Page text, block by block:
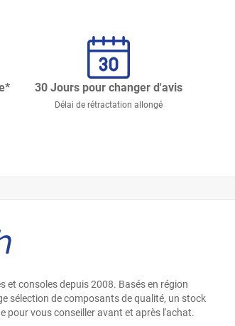
30 Jours pour changer d'avis
Délai de rétractation allongé
et consoles depuis 2008. Basés en région
sélection de composants de qualité, un stock
pour vous conseiller avant et après l'achat.